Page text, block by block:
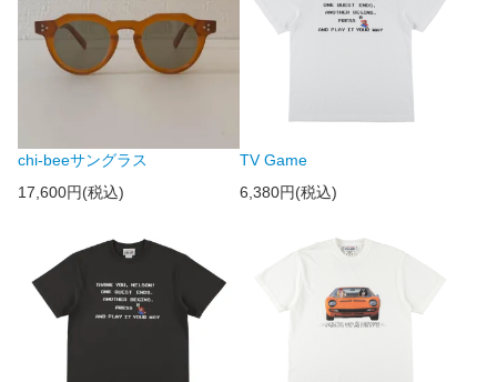
chi-beeサングラス
17,600円(税込)
TV Game
6,380円(税込)